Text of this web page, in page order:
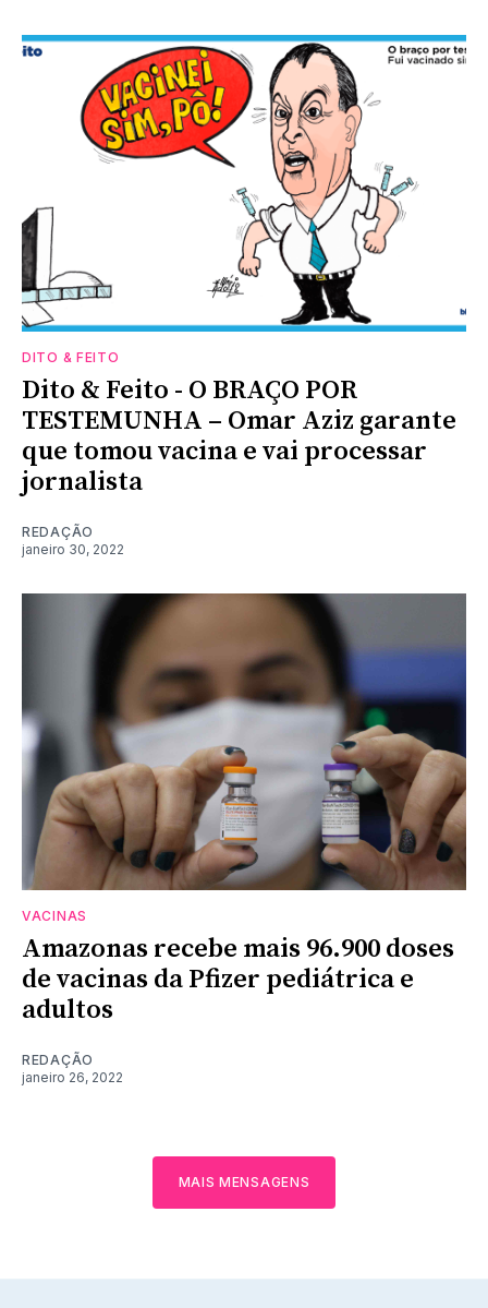
DITO & FEITO
Dito & Feito - O BRAÇO POR
TESTEMUNHA – Omar Aziz garante
que tomou vacina e vai processar
jornalista
REDAÇÃO
janeiro 30, 2022
VACINAS
Amazonas recebe mais 96.900 doses
de vacinas da Pfizer pediátrica e
adultos
REDAÇÃO
janeiro 26, 2022
MAIS MENSAGENS